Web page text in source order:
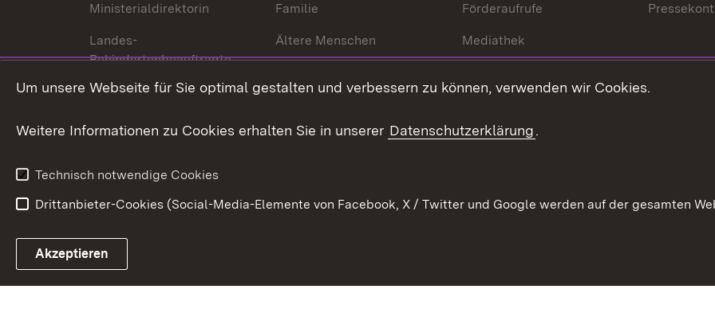
Ministerialdirektorin
Landes-
Behindertenbeauftragte
Bürgerreferent
Karriere
Familie
Ältere Menschen
Behinderungen
Bürgerengagement
Förderaufrufe
Mediathek
Link zum Landesportal
Um unsere Webseite für Sie optimal gestalten und verbessern zu können, verwenden wir Cookies.
Weitere Informationen zu Cookies erhalten Sie in unserer Datenschutzerklärung.
Technisch notwendige Cookies
Drittanbieter-Cookies (Social-Media-Elemente von Facebook, X / Twitter und Google werden auf der gesamten
Akzeptieren